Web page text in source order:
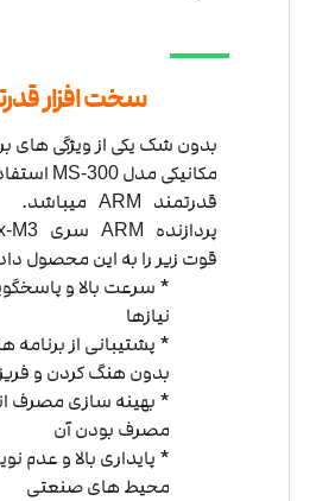
سخت افزار
بدون شک یکی از ویژگی های
مکانیکی مدلMS-300
قدرتمند
ARM
میباشد.
پردازنده
ARM سریM3
قوت زیر را به این محصول
* سرعت بالا و
نیازها
* پشتیبانی از برنامه
بدون هنگ کردن و
* بهینه سازی مصرف
مصرف بودن آن
* پایداری بالا و عدم
محیط های صنعتی